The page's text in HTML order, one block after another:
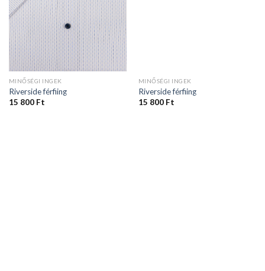
MINŐSÉGI INGEK
Riverside férfiing
15 800 Ft
MINŐSÉGI INGEK
Riverside férfiing
15 800 Ft